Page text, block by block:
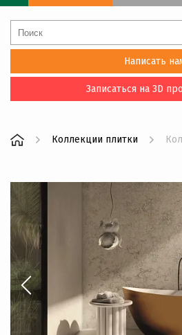
Написать
Записаться на 3D
Коллекции плитки